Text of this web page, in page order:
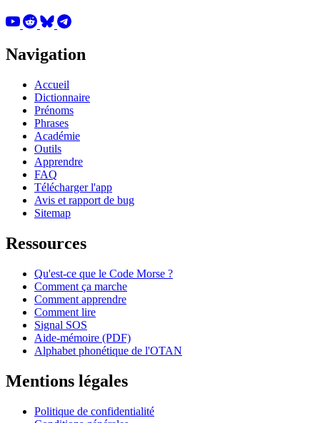
Navigation
Accueil
Dictionnaire
Prénoms
Phrases
Académie
Outils
Apprendre
FAQ
Télécharger l'app
Avis et rapport de bug
Sitemap
Ressources
Qu'est-ce que le Code Morse ?
Comment ça marche
Comment apprendre
Comment lire
Signal SOS
Aide-mémoire (PDF)
Alphabet phonétique de l'OTAN
Mentions légales
Politique de confidentialité